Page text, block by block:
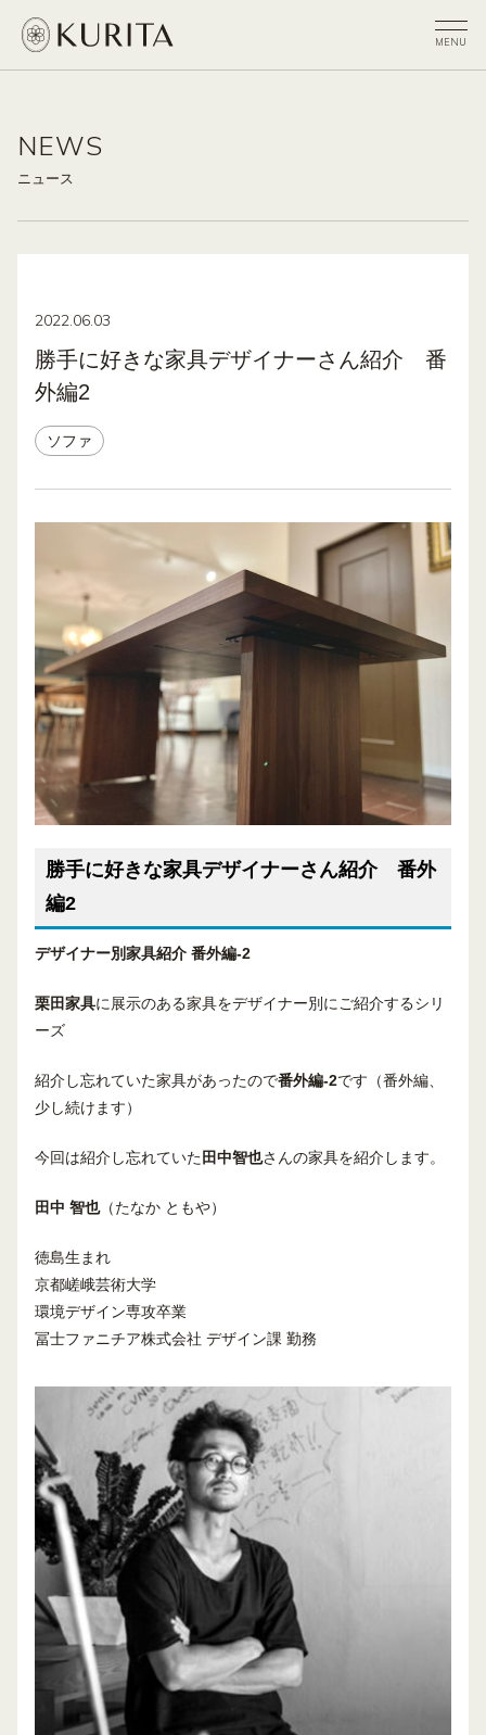
NEWS
ニュース
2022.06.03
勝手に好きな家具デザイナーさん紹介 番
外編2
ソファ
勝手に好きな家具デザイナーさん紹介 番外
編2
デザイナー別家具紹介 番外編-2
栗田家具に展示のある家具をデザイナー別にご紹介するシリ
ーズ
紹介し忘れていた家具があったので番外編-2です（番外編、
少し続けます）
今回は紹介し忘れていた田中智也さんの家具を紹介します。
田中 智也（たなか ともや）
徳島生まれ
京都嵯峨芸術大学
環境デザイン専攻卒業
冨士ファニチア株式会社 デザイン課 勤務